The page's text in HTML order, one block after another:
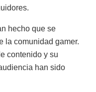
hecho que se
la comunidad gamer.
contenido y su
han sido